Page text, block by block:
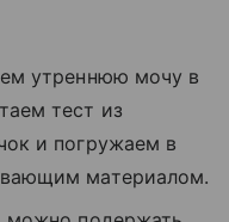
утреннюю мочу в
тест из
и погружаем в
материалом.